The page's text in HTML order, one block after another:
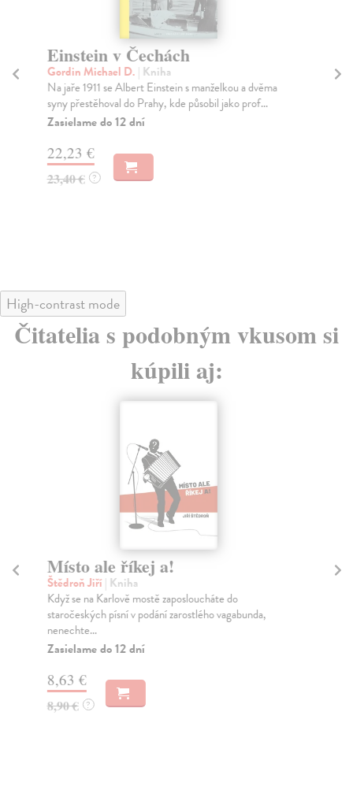
Einstein v Čechách
Gordin Michael D. | Kniha
Na jaře 1911 se Albert Einstein s manželkou a dvěma
syny přestěhoval do Prahy, kde působil jako prof...
Zasielame do 12 dní
22,23 €
23,40 € ?
High-contrast mode
Čitatelia s podobným vkusom si
kúpili aj:
Místo ale říkej a!
Štědroň Jiří | Kniha
Když se na Karlově mostě zaposloucháte do
staročeských písní v podání zarostlého vagabunda,
nenechte...
Zasielame do 12 dní
8,63 €
8,90 € ?